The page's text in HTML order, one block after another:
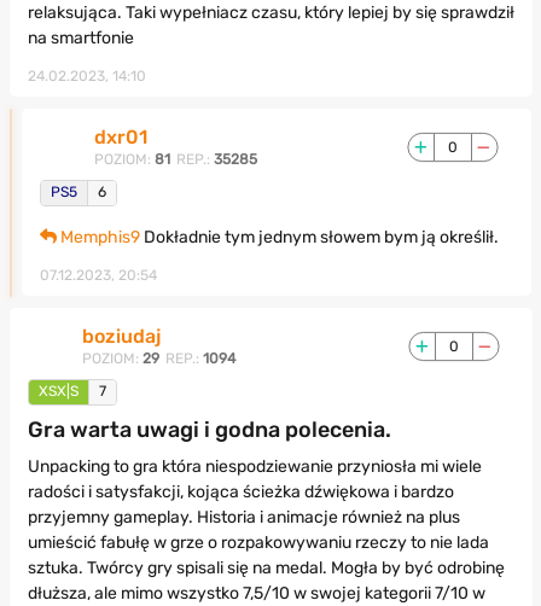
relaksująca. Taki wypełniacz czasu, który lepiej by się sprawdził
na smartfonie
24.02.2023, 14:10
dxr01
POZIOM: 81 REP.: 35285
0
PS5 6
Memphis9 Dokładnie tym jednym słowem bym ją określił.
07.12.2023, 20:54
boziudaj
POZIOM: 29 REP.: 1094
0
XSX|S 7
Gra warta uwagi i godna polecenia.
Unpacking to gra która niespodziewanie przyniosła mi wiele
radości i satysfakcji, kojąca ścieżka dźwiękowa i bardzo
przyjemny gameplay. Historia i animacje również na plus
umieścić fabułę w grze o rozpakowywaniu rzeczy to nie lada
sztuka. Twórcy gry spisali się na medal. Mogła by być odrobinę
dłuższa, ale mimo wszystko 7,5/10 w swojej kategorii 7/10 w